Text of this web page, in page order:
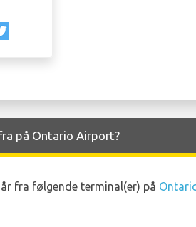
på Ontario Airport?
fra følgende terminal(er) på